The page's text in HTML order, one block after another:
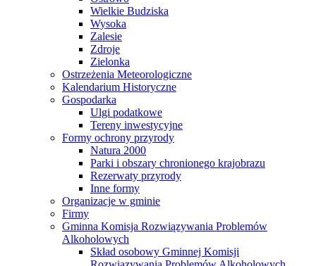
Wielkie Budziska
Wysoka
Zalesie
Zdroje
Zielonka
Ostrzeżenia Meteorologiczne
Kalendarium Historyczne
Gospodarka
Ulgi podatkowe
Tereny inwestycyjne
Formy ochrony przyrody
Natura 2000
Parki i obszary chronionego krajobrazu
Rezerwaty przyrody
Inne formy
Organizacje w gminie
Firmy
Gminna Komisja Rozwiązywania Problemów
Alkoholowych
Skład osobowy Gminnej Komisji